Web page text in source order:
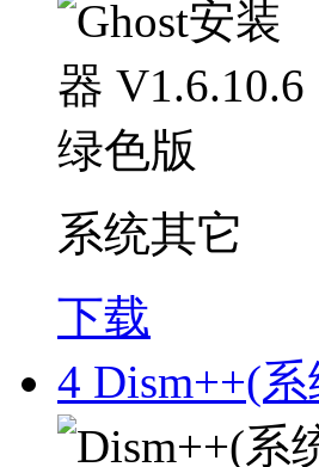
系统其它
下载
4 Dism++(